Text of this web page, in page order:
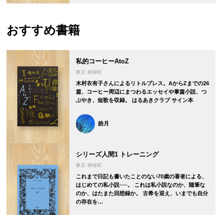
おすすめ書籍
私的コーヒーAtoZ
東京 神保町
木村衣有子さんによるリトルプレス。AからZまでの26
篇、コーヒー周辺にまつわるエッセイや掌篇小説、つ
ぶやき、短歌を収録。 はるあきクラブ サイン本
皓月
シリーズ人間1 トレーニング
東京 神保町
これまで日記も書いたことのない70歳の著者による、
はじめての私小説──。 これは私小説なのか、随筆な
のか、はたまた回想録か。 古希を迎え、いまでも自分
の存在を…